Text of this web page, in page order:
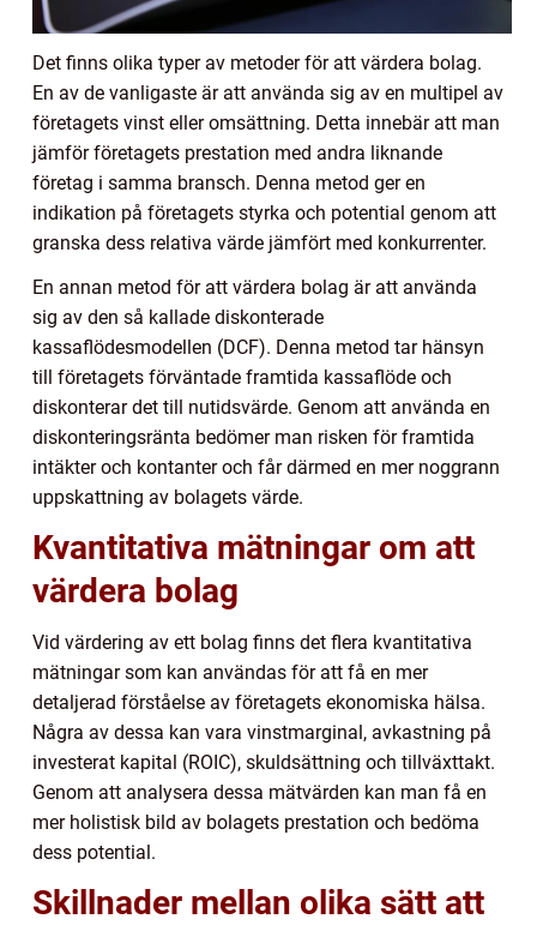
Det finns olika typer av metoder för att värdera bolag.
En av de vanligaste är att använda sig av en multipel av
företagets vinst eller omsättning. Detta innebär att man
jämför företagets prestation med andra liknande
företag i samma bransch. Denna metod ger en
indikation på företagets styrka och potential genom att
granska dess relativa värde jämfört med konkurrenter.
En annan metod för att värdera bolag är att använda
sig av den så kallade diskonterade
kassaflödesmodellen (DCF). Denna metod tar hänsyn
till företagets förväntade framtida kassaflöde och
diskonterar det till nutidsvärde. Genom att använda en
diskonteringsränta bedömer man risken för framtida
intäkter och kontanter och får därmed en mer noggrann
uppskattning av bolagets värde.
Kvantitativa mätningar om att
värdera bolag
Vid värdering av ett bolag finns det flera kvantitativa
mätningar som kan användas för att få en mer
detaljerad förståelse av företagets ekonomiska hälsa.
Några av dessa kan vara vinstmarginal, avkastning på
investerat kapital (ROIC), skuldsättning och tillväxttakt.
Genom att analysera dessa mätvärden kan man få en
mer holistisk bild av bolagets prestation och bedöma
dess potential.
Skillnader mellan olika sätt att